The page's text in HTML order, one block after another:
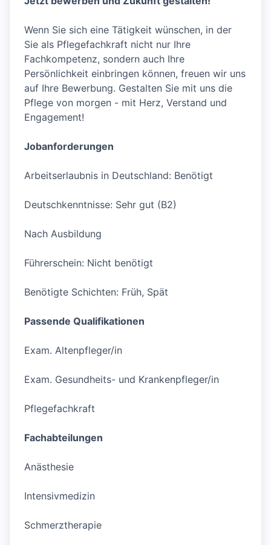
Wenn Sie sich eine Tätigkeit wünschen, in der
Sie als Pflegefachkraft nicht nur Ihre
Fachkompetenz, sondern auch Ihre
Persönlichkeit einbringen können, freuen wir uns
auf Ihre Bewerbung. Gestalten Sie mit uns die
Pflege von morgen - mit Herz, Verstand und
Engagement!
Jobanforderungen
Arbeitserlaubnis in Deutschland: Benötigt
Deutschkenntnisse: Sehr gut (B2)
Nach Ausbildung
Führerschein: Nicht benötigt
Benötigte Schichten: Früh, Spät
Passende Qualifikationen
Exam. Altenpfleger/in
Exam. Gesundheits- und Krankenpfleger/in
Pflegefachkraft
Fachabteilungen
Anästhesie
Intensivmedizin
Schmerztherapie